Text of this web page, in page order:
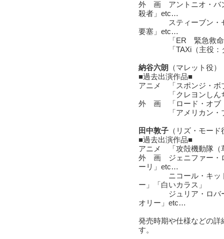
外 画 アントニオ・バ
殺者」etc…
スティーブン・セガ
要塞」etc…
「ER 緊急救命室（
「TAXi（主役：ダ
納谷六朗
（マレット役）
■過去出演作品■
アニメ 「スポンジ・ボ
「クレヨンしんち
外 画 「ロード・オブ
「アメリカン・プレ
田中敦子 （リズ・モード
■過去出演作品■
アニメ 「攻殻機動隊（
外 画 ジェニファー・
ーリ」etc…
ニコール・キッドマ
ー」「白いカラス」
ジュリア・ロバーツ
オリー」etc…
発売時期や仕様などの
す。